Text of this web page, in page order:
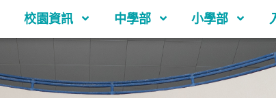
校園資訊 中學部 小學部